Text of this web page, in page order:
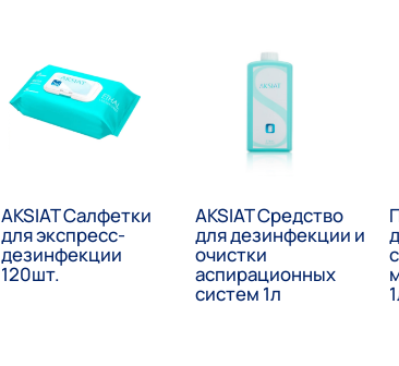
AKSIAT Салфетки
для экспресс-
дезинфекции
120шт.
AKSIAT Средство
для дезинфекции и
очистки
аспирационных
систем 1л